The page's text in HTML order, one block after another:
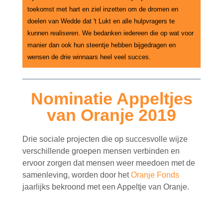
toekomst met hart en ziel inzetten om de dromen en
doelen van Wedde dat 't Lukt en alle hulpvragers te
kunnen realiseren. We bedanken iedereen die op wat voor
manier dan ook hun steentje hebben bijgedragen en
wensen de drie winnaars heel veel succes.
Nominatie Appeltjes
van Oranje 2019
Drie sociale projecten die op succesvolle wijze
verschillende groepen mensen verbinden en
ervoor zorgen dat mensen weer meedoen met de
samenleving, worden door hetOranje Fonds
jaarlijks bekroond met een Appeltje van Oranje.